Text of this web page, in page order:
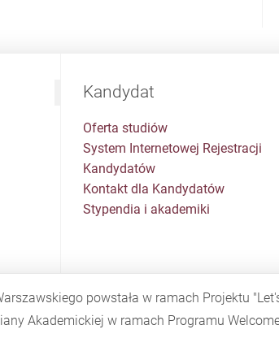
Kandydat
Oferta studiów
System Internetowej Rejestracji
Kandydatów
Kontakt dla Kandydatów
Stypendia i akademiki
powstała w ramach Projektu
Akademickiej w ramach Programu